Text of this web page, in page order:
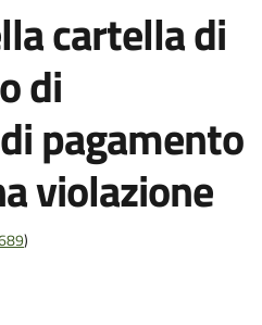
cartella di
di
pagamento
violazione
)